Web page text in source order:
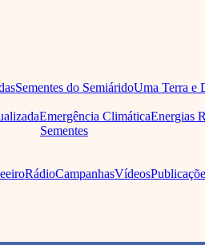
Sementes do SemiáridoUma Terra e
Emergência ClimáticaEnergias
Sementes
RádioCampanhasVídeos